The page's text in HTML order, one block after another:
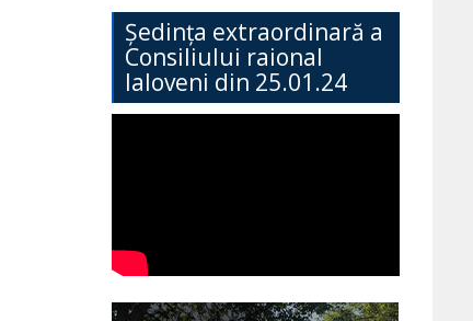
Ședința extraordinară a
Consiliului raional
Ialoveni din 25.01.24